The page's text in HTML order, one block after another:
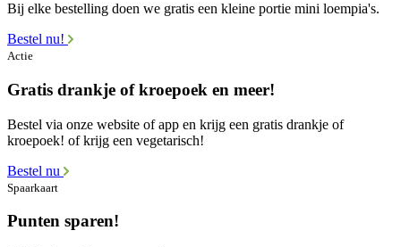
Bij elke bestelling doen we gratis een kleine portie mini loempia's.
Bestel nu!
Actie
Gratis drankje of kroepoek en meer!
Bestel via onze website of app en krijg een gratis drankje of
kroepoek! of krijg een vegetarisch!
Bestel nu
Spaarkaart
Punten sparen!